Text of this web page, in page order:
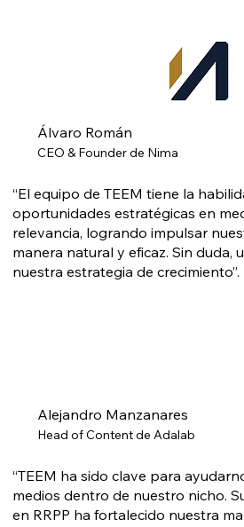
“El equipo de TEEM tiene la
oportunidades estratégicas en
relevancia, logrando impulsar
manera natural y eficaz. Sin duda,
nuestra estrategia de crecimiento”.
Álvaro Román
CEO & Founder de Nima
“TEEM ha sido clave para
medios dentro de nuestro nicho.
en RRPP ha fortalecido nuestra
Alejandro Manzanares
Head of Content de Adalab